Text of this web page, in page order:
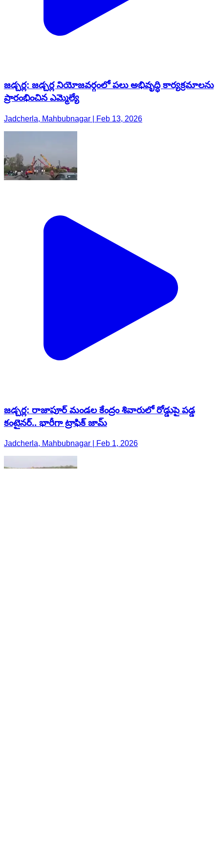
జడ్చర్ల: జడ్చర్ల నియోజవర్గంలో పలు అభివృద్ధి కార్యక్రమాలను
ప్రారంభించిన ఎమ్మెల్యే
Jadcherla, Mahbubnagar | Feb 13, 2026
జడ్చర్ల: రాజాపూర్ మండల కేంద్రం శివారులో రోడ్డుపై పడ్డ
కంటైనర్.. భారీగా ట్రాఫిక్ జామ్
Jadcherla, Mahbubnagar | Feb 1, 2026